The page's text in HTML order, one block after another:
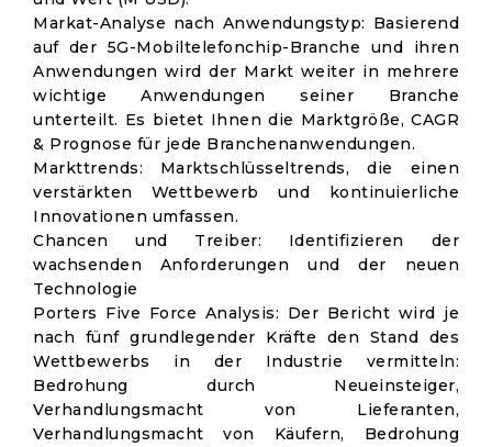
Markat-Analyse nach Anwendungstyp: Basierend
auf der 5G-Mobiltelefonchip-Branche und ihren
Anwendungen wird der Markt weiter in mehrere
wichtige Anwendungen seiner Branche
unterteilt. Es bietet Ihnen die Marktgröße, CAGR
& Prognose für jede Branchenanwendungen.
Markttrends: Marktschlüsseltrends, die einen
verstärkten Wettbewerb und kontinuierliche
Innovationen umfassen.
Chancen und Treiber: Identifizieren der
wachsenden Anforderungen und der neuen
Technologie
Porters Five Force Analysis: Der Bericht wird je
nach fünf grundlegender Kräfte den Stand des
Wettbewerbs in der Industrie vermitteln:
Bedrohung durch Neueinsteiger,
Verhandlungsmacht von Lieferanten,
Verhandlungsmacht von Käufern, Bedrohung